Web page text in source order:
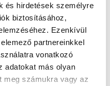
és hirdetések személyre
biztosításához,
Ezenkívül
partnereinkkel
vonatkozó
adatokat más olyan
meg számukra vagy az